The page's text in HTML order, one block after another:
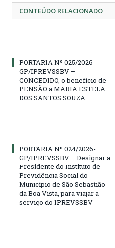
CONTEÚDO RELACIONADO
PORTARIA Nº 025/2026-
GP/IPREVSSBV –
CONCEDIDO, o benefício de
PENSÃO a MARIA ESTELA
DOS SANTOS SOUZA
PORTARIA Nº 024/2026-
GP/IPREVSSBV – Designar a
Presidente do Instituto de
Previdência Social do
Município de São Sebastião
da Boa Vista, para viajar a
serviço do IPREVSSBV